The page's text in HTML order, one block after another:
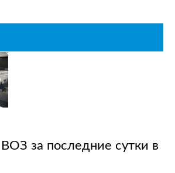
за последние сутки в